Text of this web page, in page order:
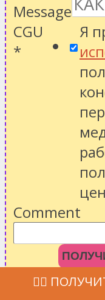
Message
CGU
*
Я
Comment
‍👩‍⚕